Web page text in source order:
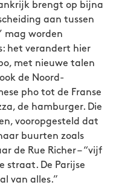
brengt op bijna
aan tussen
mag worden
het verandert hier
met nieuwe talen
de Noord-
pho tot de Franse
de hamburger. Die
vooropgesteld dat
buurten zoals
de Rue Richer – “vijf
straat. De Parijse
van alles.”